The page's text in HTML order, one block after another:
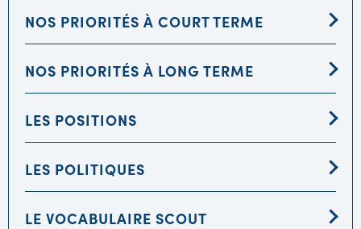
NOS PRIORITÉS À COURT TERME
NOS PRIORITÉS À LONG TERME
LES POSITIONS
LES POLITIQUES
LE VOCABULAIRE SCOUT